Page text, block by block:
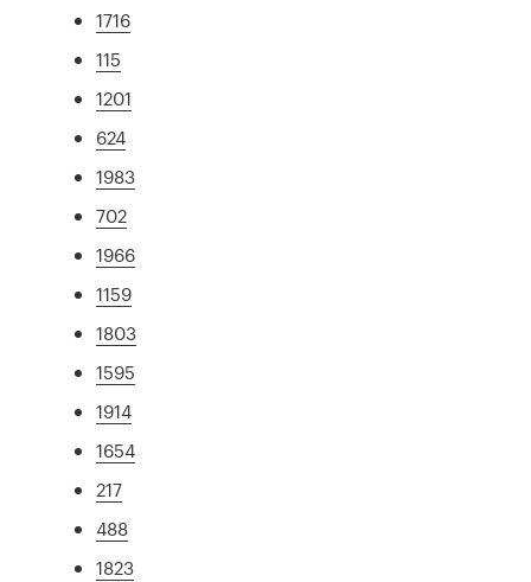
1716
115
1201
624
1983
702
1966
1159
1803
1595
1914
1654
217
488
1823